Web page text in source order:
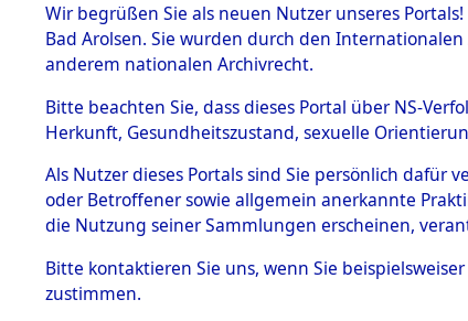
HOME
BESTÄNDE
Inhaftierungsdoku
mente
5. Verschiedenes
Todesmärsche
5.3.1 Alliierte
→0542
Wir begrüßen Sie als neuen Nutzer unseres
Bad Arolsen. Sie wurden durch den
anderem nationalen Archivrecht.
Bitte beachten Sie, dass dieses Portal über NS-
Herkunft, Gesundheitszustand, sexuelle
Als Nutzer dieses Portals sind Sie persönlich dafür
oder Betroffener sowie allgemein anerkannte
die Nutzung seiner Sammlungen erscheinen,
Bitte kontaktieren Sie uns, wenn Sie
zustimmen.